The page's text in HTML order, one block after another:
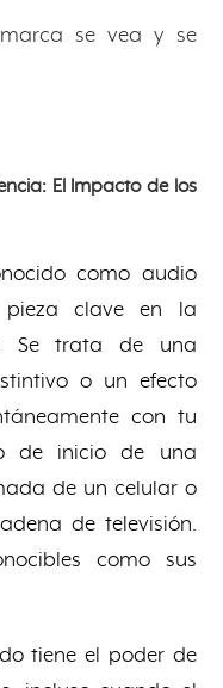
se vea y se
El Impacto de los
como audio
clave en la
Se trata de una
o un efecto
con tu
de inicio de una
de un celular o
de televisión.
como sus
tiene el poder de